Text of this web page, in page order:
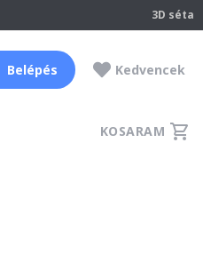
3D séta
Belépés Kedvencek
KOSARAM